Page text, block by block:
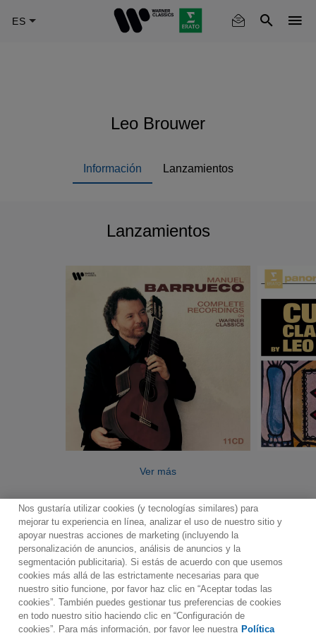
Leo Brouwer
Información Lanzamientos
Lanzamientos
Ver más
Contacto Boletin informativo
Términos de Uso
Política de Privacidad
Mapa web
Política de cookies
Ajustes de Cookies
Nos gustaría utilizar cookies (y tecnologías similares) para
mejorar tu experiencia en línea, analizar el uso de nuestro sitio y
apoyar nuestras acciones de marketing (incluyendo la
personalización de anuncios, análisis de anuncios y la
segmentación publicitaria). Si estás de acuerdo con que usemos
cookies más allá de las estrictamente necesarias para que
nuestro sitio funcione, por favor haz clic en “Aceptar todas las
cookies”. También puedes gestionar tus preferencias de cookies
en todo nuestro sitio haciendo clic en “Configuración de
cookies”. Para más información, por favor lee nuestra Política